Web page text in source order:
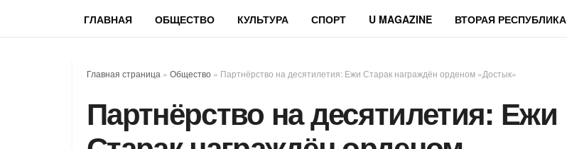
ГЛАВНАЯ ОБЩЕСТВО КУЛЬТУРА СПОРТ U MAGAZINE ВТОРАЯ РЕСПУБЛИКА
Главная страница » Общество » Партнёрство на десятилетия: Ежи Старак награждён орденом «Достык»
Партнёрство на десятилетия: Ежи